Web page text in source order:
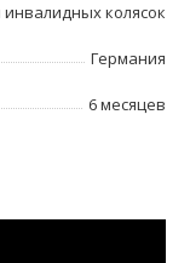
инвалидных колясок
Германия
6 месяцев